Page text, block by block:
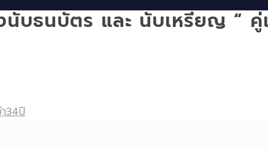
นับธนบัตร และ นับเหรียญ “
34ปี